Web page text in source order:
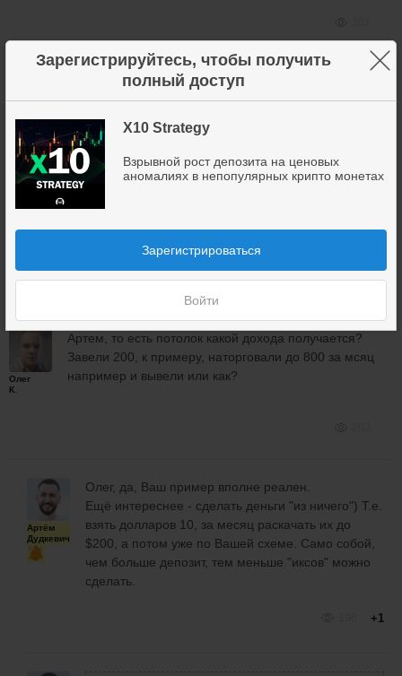
Зарегистрируйтесь, чтобы получить
полный доступ
X10 Strategy
Взрывной рост депозита на ценовых
аномалиях в непопулярных крипто монетах
Зарегистрироваться
Войти
×
Дудкевич
Мейкер их заберет.
Нет, крупную лимитную заявку он просто не
"прожуёт".
А вот если входить по рынку большим объёмом,
по рынку входит на таких монетах на $500-1000.
196
Олег
К.
Артем, то есть потолок какой дохода получается?
Завели 200, к примеру, наторговали до 800 за мсяц
например и вывели или как?
Артём
Дудкевич
Олег, да, Ваш пример вполне реален.
Ещё интереснее - сделать деньги "из ничего") Т.е.
взять долларов 10, за месяц раскачать их до
$200, а потом уже по Вашей схеме. Само собой,
чем больше депозит, тем меньше "иксов" можно
сделать.
+1